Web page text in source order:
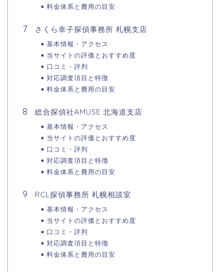
料金体系と費用の目安
さくら幸子探偵事務所 札幌支店
基本情報・アクセス
当サイトの評価とおすすめ度
口コミ・評判
対応調査項目と特徴
料金体系と費用の目安
総合探偵社AMUSE 北海道支店
基本情報・アクセス
当サイトの評価とおすすめ度
口コミ・評判
対応調査項目と特徴
料金体系と費用の目安
RCL探偵事務所 札幌相談室
基本情報・アクセス
当サイトの評価とおすすめ度
口コミ・評判
対応調査項目と特徴
料金体系と費用の目安